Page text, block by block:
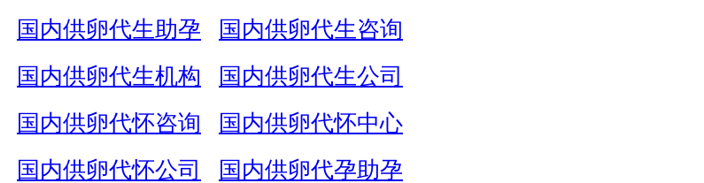
国内供卵代生助孕
国内供卵代生咨询
国内供卵代生机构
国内供卵代生公司
国内供卵代怀咨询
国内供卵代怀中心
国内供卵代怀公司
国内供卵代孕助孕